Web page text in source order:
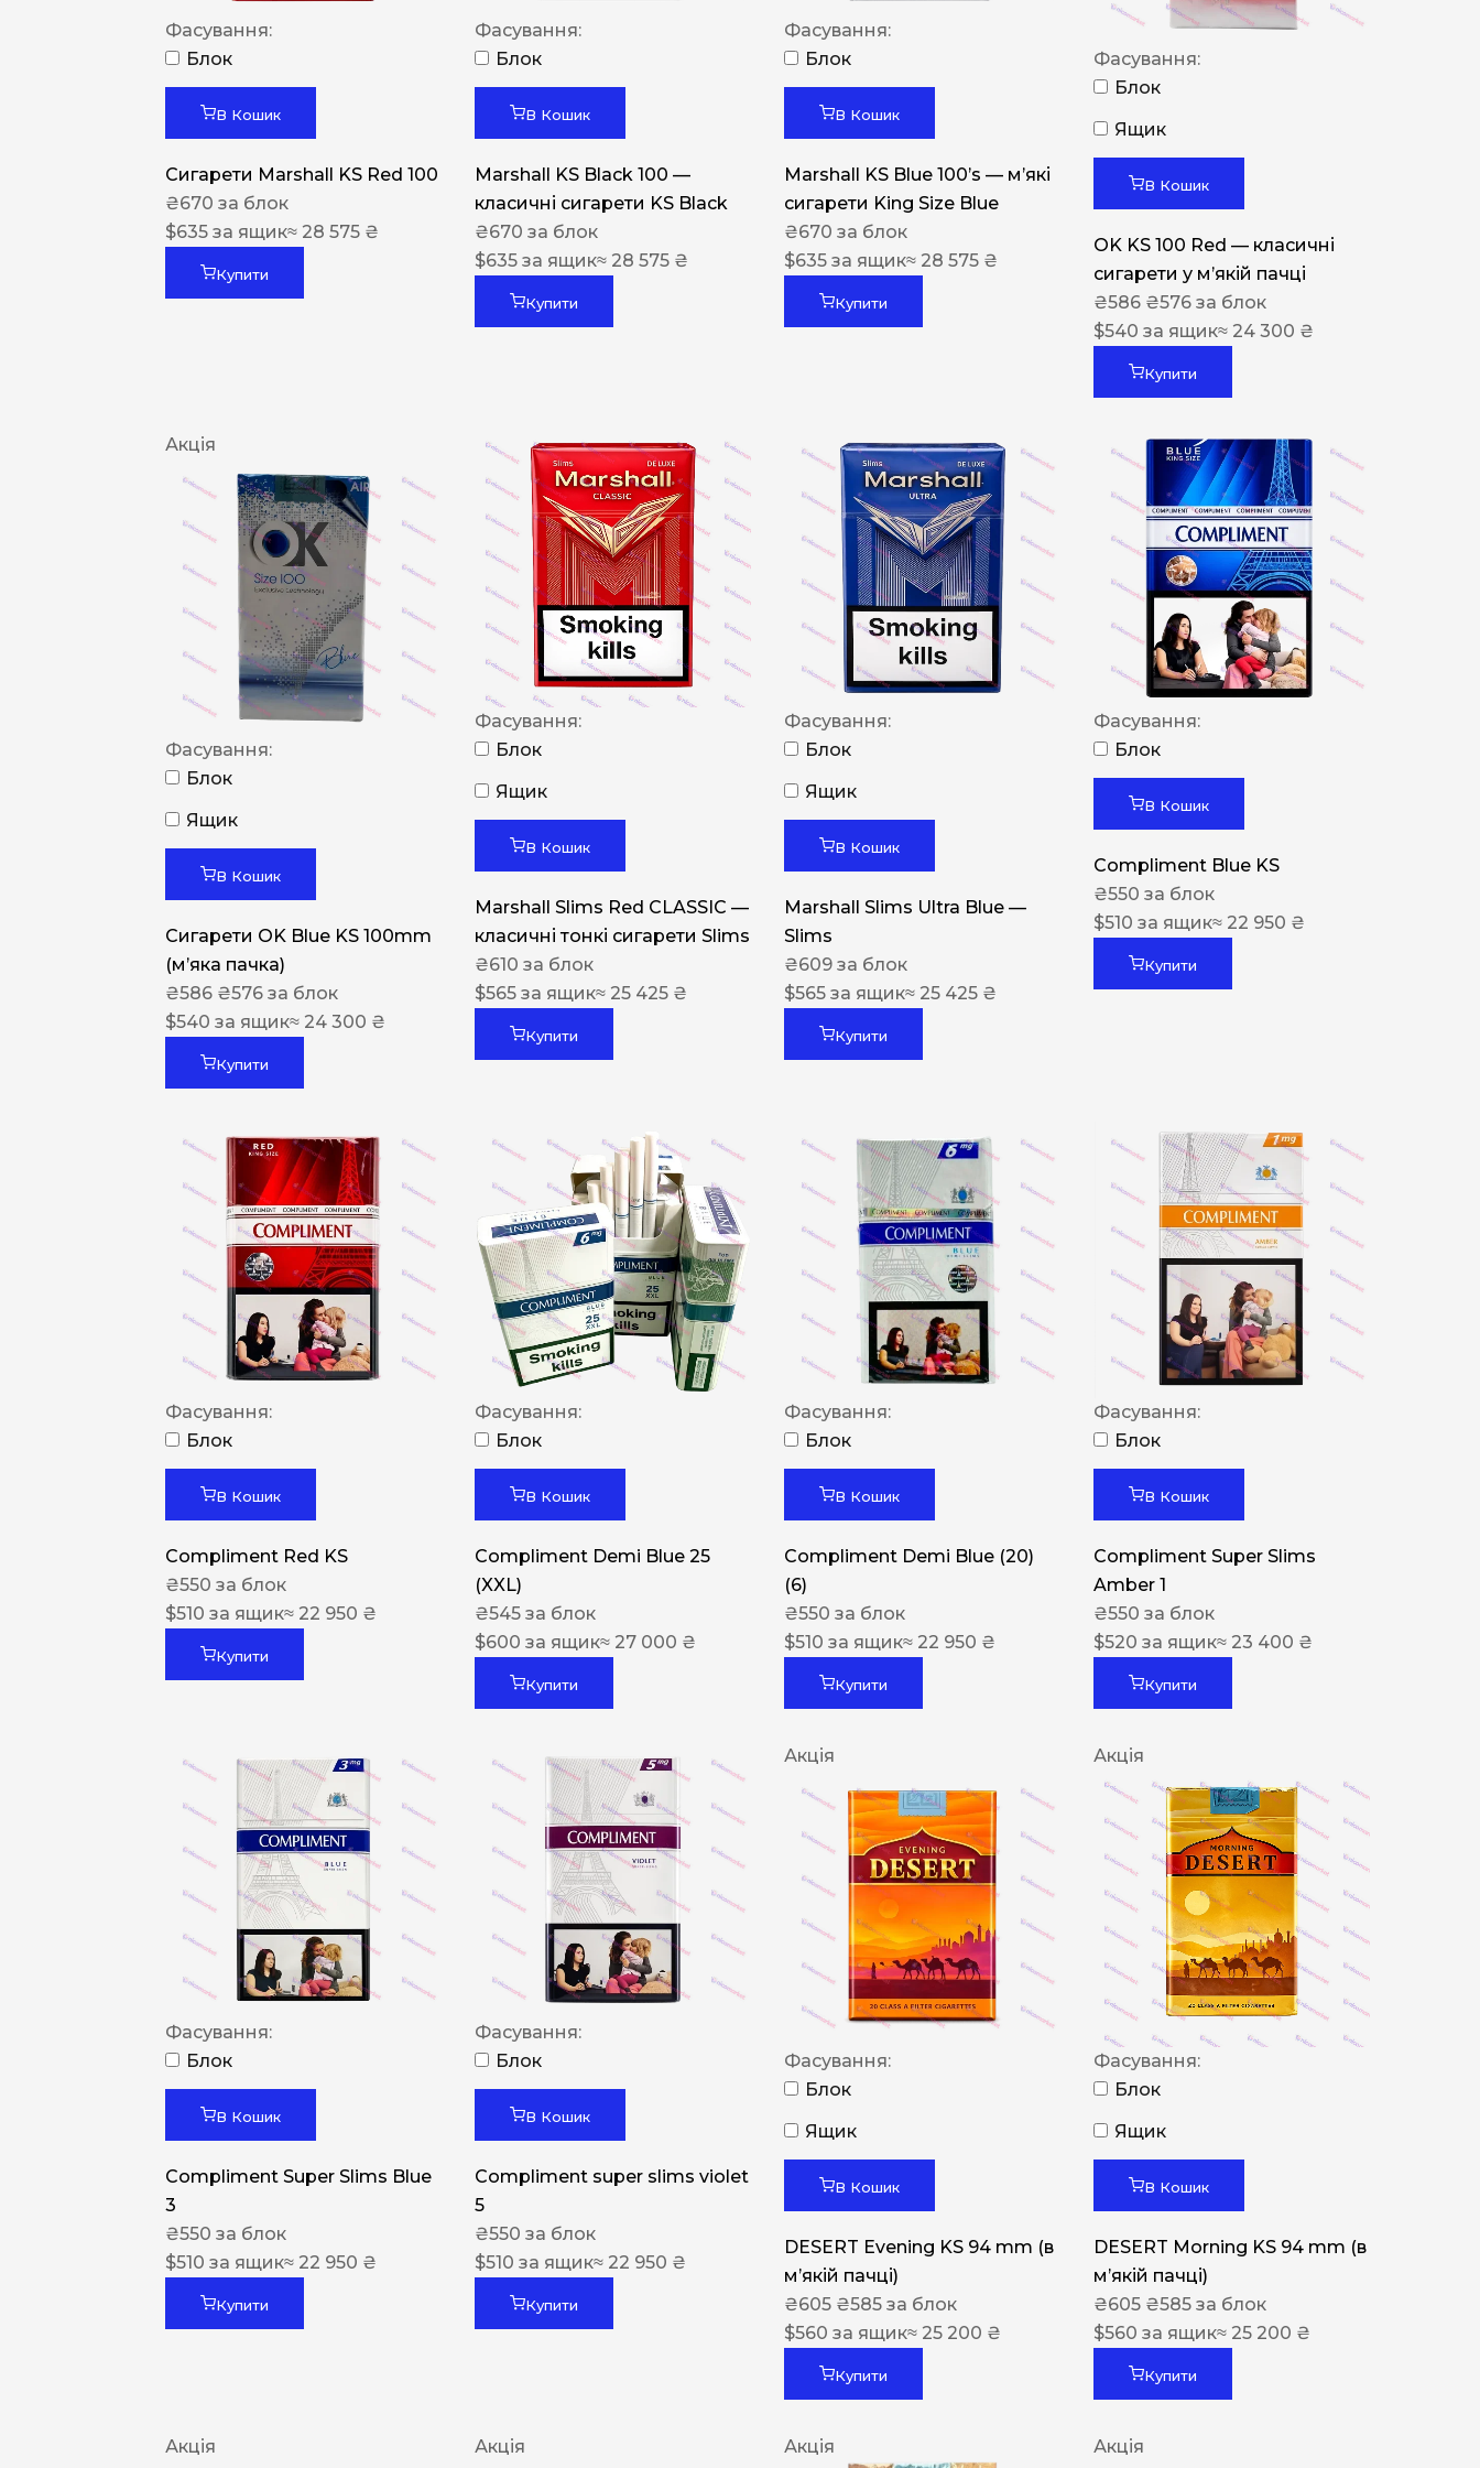
Leana
ASTRU
MONUS
NERO
NERO
Гуцульскі
Italian Blend 821
OSCAR
Сигарети LD
Фасування:
Блок
В Кошик
Сигарети Marshall KS Red 100
₴670 за блок
$635 за ящик≈ 28 575 ₴
Купити
Фасування:
Блок
В Кошик
Marshall KS Black 100 —
класичні сигарети KS Black
₴670 за блок
$635 за ящик≈ 28 575 ₴
Купити
Фасування:
Блок
В Кошик
Marshall KS Blue 100’s — м’які
сигарети King Size Blue
₴670 за блок
$635 за ящик≈ 28 575 ₴
Купити
Фасування:
Блок
Ящик
В Кошик
OK KS 100 Red — класичні
сигарети у м’якій пачці
₴586 ₴576 за блок
$540 за ящик≈ 24 300 ₴
Купити
Акція
Фасування:
Блок
Ящик
В Кошик
Сигарети OK Blue KS 100mm
(м’яка пачка)
₴586 ₴576 за блок
$540 за ящик≈ 24 300 ₴
Купити
Фасування:
Блок
Ящик
В Кошик
Marshall Slims Red CLASSIC —
класичні тонкі сигарети Slims
₴610 за блок
$565 за ящик≈ 25 425 ₴
Купити
Фасування:
Блок
Ящик
В Кошик
Marshall Slims Ultra Blue —
Slims
₴609 за блок
$565 за ящик≈ 25 425 ₴
Купити
Фасування:
Блок
В Кошик
Compliment Blue KS
₴550 за блок
$510 за ящик≈ 22 950 ₴
Купити
Фасування:
Блок
В Кошик
Compliment Red KS
₴550 за блок
$510 за ящик≈ 22 950 ₴
Купити
Фасування:
Блок
В Кошик
Compliment Demi Blue 25
(XXL)
₴545 за блок
$600 за ящик≈ 27 000 ₴
Купити
Фасування:
Блок
В Кошик
Compliment Demi Blue (20)
(6)
₴550 за блок
$510 за ящик≈ 22 950 ₴
Купити
Фасування:
Блок
В Кошик
Compliment Super Slims
Amber 1
₴550 за блок
$520 за ящик≈ 23 400 ₴
Купити
Фасування:
Блок
В Кошик
Compliment Super Slims Blue
3
₴550 за блок
$510 за ящик≈ 22 950 ₴
Купити
Фасування:
Блок
В Кошик
Compliment super slims violet
5
₴550 за блок
$510 за ящик≈ 22 950 ₴
Купити
Акція
Фасування:
Блок
Ящик
В Кошик
DESERT Evening KS 94 mm (в
мʼякій пачці)
₴605 ₴585 за блок
$560 за ящик≈ 25 200 ₴
Купити
Акція
Фасування:
Блок
Ящик
В Кошик
DESERT Morning KS 94 mm (в
мʼякій пачці)
₴605 ₴585 за блок
$560 за ящик≈ 25 200 ₴
Купити
Акція Акція Акція Акція